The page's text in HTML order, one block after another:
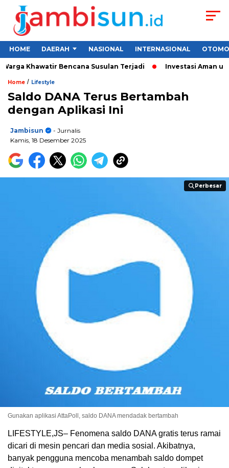
HOME DAERAH NASIONAL INTERNASIONAL
Khawatir Bencana Susulan Terjadi Investasi Aman untuk
Home / Lifestyle
Saldo DANA Terus Bertambah
dengan Aplikasi Ini
Jambisun
- Jurnalis
Kamis, 18 Desember 2025
Perbesar
Perbesar
Gunakan aplikasi AttaPoll, saldo DANA mendadak bertambah
LIFESTYLE,JS– Fenomena saldo DANA gratis terus ramai
dicari di mesin pencari dan media sosial. Akibatnya,
banyak pengguna mencoba menambah saldo dompet